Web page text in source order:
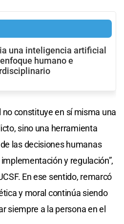
una inteligencia artificial
humano e
no constituye en sí misma una
sino una herramienta
las decisiones humanas
y regulación”,
En ese sentido, remarcó
y moral continúa siendo
siempre a la persona en el